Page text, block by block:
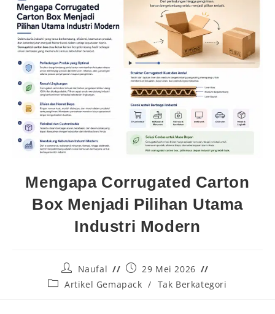
Mengapa Corrugated Carton
Box Menjadi Pilihan Utama
Industri Modern
Naufal
29 Mei 2026
Artikel Gemapack / Tak Berkategori